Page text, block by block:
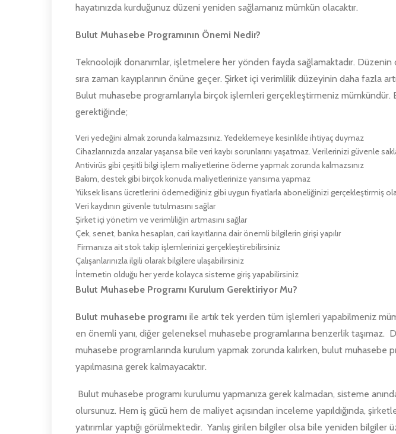
hayatınızda kurduğunuz düzeni yeniden sağlamanız mümkün olacaktır.
Bulut Muhasebe Programının Önemi Nedir?
Teknoolojik donanımlar, işletmelere her yönden fayda sağlamaktadır. Düzenin
sıra zaman kayıplarının önüne geçer. Şirket içi verimlilik düzeyinin daha fazla
Bulut muhasebe programlarıyla birçok işlemleri gerçekleştirmeniz mümkündür.
gerektiğinde;
Veri yedeğini almak zorunda kalmazsınız. Yedeklemeye kesinlikle ihtiyaç duymaz
Cihazlarınızda arızalar yaşansa bile veri kaybı sorunlarını yaşatmaz. Verilerinizi güvenle
Antivirüs gibi çeşitli bilgi işlem maliyetlerine ödeme yapmak zorunda kalmazsınız
Bakım, destek gibi birçok konuda maliyetlerinize yansıma yapmaz
Yüksek lisans ücretlerini ödemediğiniz gibi uygun fiyatlarla aboneliğinizi gerçekleştirmiş
Veri kaydının güvenle tutulmasını sağlar
Şirket içi yönetim ve verimliliğin artmasını sağlar
Çek, senet, banka hesapları, cari kayıtlarına dair önemli bilgilerin girişi yapılır
Firmanıza ait stok takip işlemlerinizi gerçekleştirebilirsiniz
Çalışanlarınızla ilgili olarak bilgilere ulaşabilirsiniz
İnternetin olduğu her yerde kolayca sisteme giriş yapabilirsiniz
Bulut Muhasebe Programı Kurulum Gerektiriyor Mu?
Bulut muhasebe programı ile artık tek yerden tüm işlemleri yapabilmeniz
en önemli yanı, diğer geleneksel muhasebe programlarına benzerlik taşımaz.
muhasebe programlarında kurulum yapmak zorunda kalırken, bulut muhasebe
yapılmasına gerek kalmayacaktır.
Bulut muhasebe programı kurulumu yapmanıza gerek kalmadan, sisteme
olursunuz. Hem iş gücü hem de maliyet açısından inceleme yapıldığında,
yatırımlar yaptığı görülmektedir. Yanlış girilen bilgiler olsa bile yeniden bilgiler